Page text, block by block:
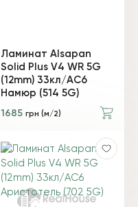
Ламинат Alsapan
Solid Plus V4 WR 5G
(12mm) 33кл/АС6
Намюр (514 5G)
1685 грн (м/2)